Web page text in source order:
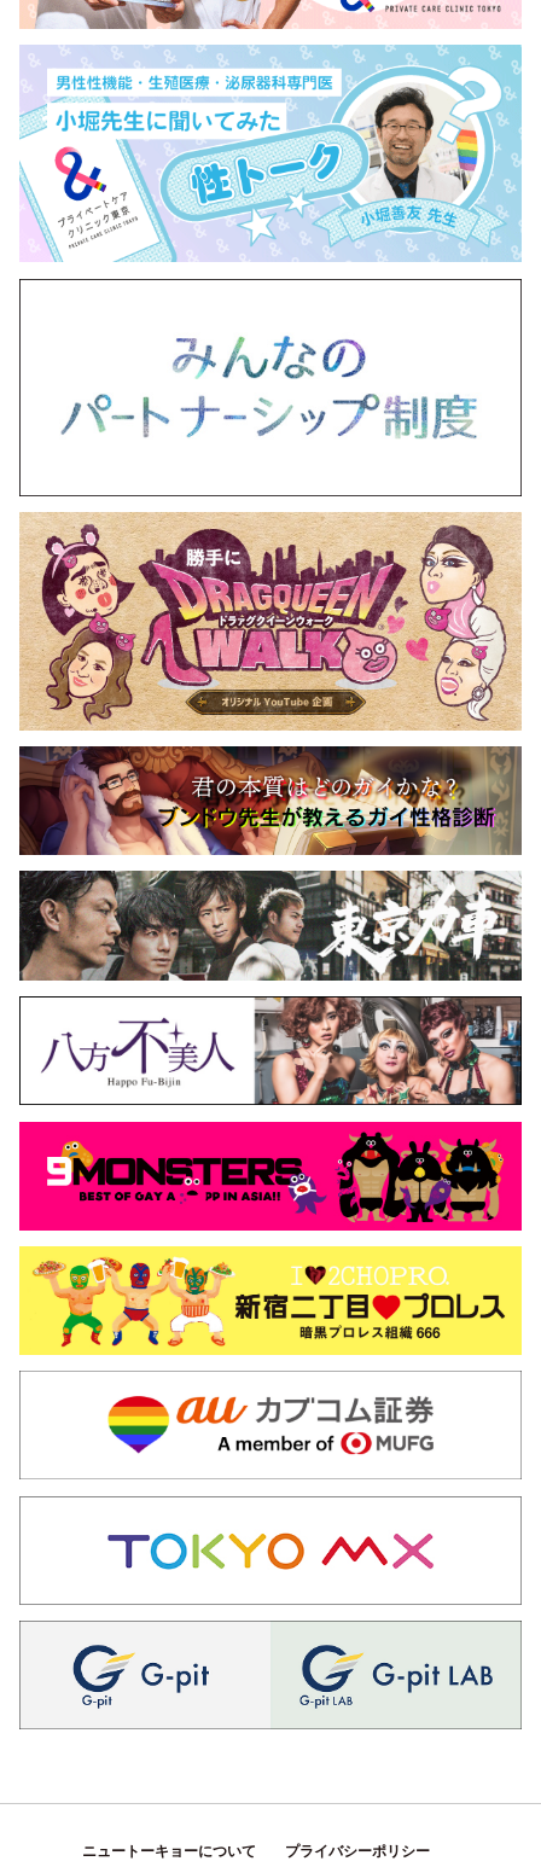
ニュートーキョーについて プライバシーポリシー